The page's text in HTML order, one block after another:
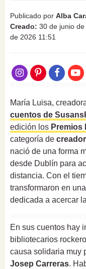
Publicado por Alba
Creado: 30 de junio
de 2026 11:51
María Luisa,
cuentos de
edición los Premios
categoría de
nació de una forma
desde Dublín para
distancia. Con el
transformaron en
dedicada a acercar
En sus cuentos hay
bibliotecarios
causa solidaria muy
Josep Carreras.